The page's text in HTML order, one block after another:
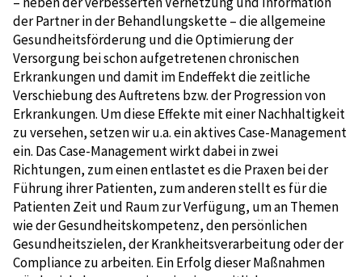
der Partner in der Behandlungskette – die allgemeine
Gesundheitsförderung und die Optimierung der
Versorgung bei schon aufgetretenen chronischen
Erkrankungen und damit im Endeffekt die zeitliche
Verschiebung des Auftretens bzw. der Progression von
Erkrankungen. Um diese Effekte mit einer Nachhaltigkeit
zu versehen, setzen wir u.a. ein aktives Case-Management
ein. Das Case-Management wirkt dabei in zwei
Richtungen, zum einen entlastet es die Praxen bei der
Führung ihrer Patienten, zum anderen stellt es für die
Patienten Zeit und Raum zur Verfügung, um an Themen
wie der Gesundheitskompetenz, den persönlichen
Gesundheitszielen, der Krankheitsverarbeitung oder der
Compliance zu arbeiten. Ein Erfolg dieser Maßnahmen